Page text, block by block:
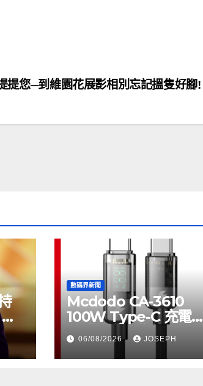
提您─到維園花展影相別忘記搵隻好腳!
數碼界新聞
Mcdodo CA-3610
100W Type-C 充電線
正式上市，售價
HK$115
06/08/2026 JOSEPH